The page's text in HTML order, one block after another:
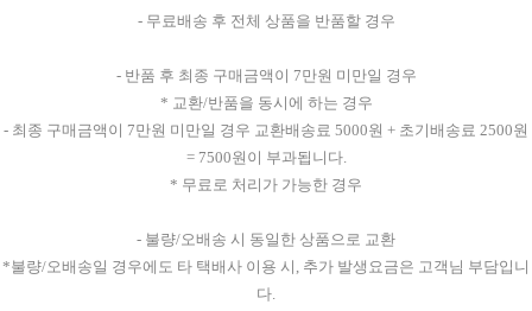
- 무료배송 후 전체 상품을 반품할 경우
- 반품 후 최종 구매금액이 7만원 미만일 경우
* 교환/반품을 동시에 하는 경우
- 최종 구매금액이 7만원 미만일 경우 교환배송료 5000원 + 초기배송료 2500원
= 7500원이 부과됩니다.
* 무료로 처리가 가능한 경우
- 불량/오배송 시 동일한 상품으로 교환
*불량/오배송일 경우에도 타 택배사 이용 시, 추가 발생요금은 고객님 부담입니
다.